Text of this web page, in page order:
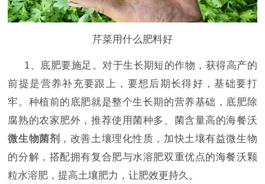
芹菜用什么肥料好
1、底肥要施足。对于生长期短的作物，获得高产的
前提是营养补充要跟上，要想后期长得好，基础要打
牢。种植前的底肥就是整个生长期的营养基础，底肥除
腐熟的农家肥外，推荐使用菌种多、菌含量高的海餐沃
微生物菌剂 ，改善土壤理化性质，加快土壤有益微生物
的分解，搭配拥有复合肥与水溶肥双重优点的海餐沃颗
粒水溶肥，提高土壤肥力，让肥效更持久。